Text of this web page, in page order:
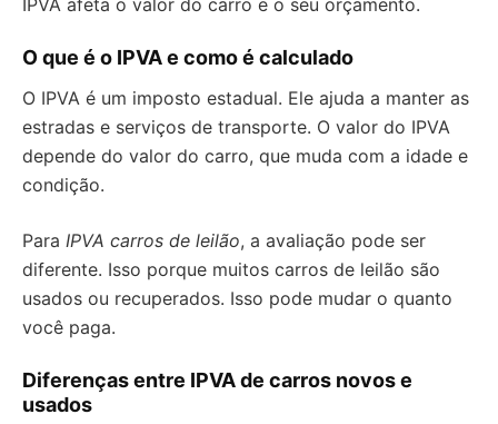
IPVA afeta o valor do carro e o seu orçamento.
O que é o IPVA e como é calculado
O IPVA é um imposto estadual. Ele ajuda a manter as
estradas e serviços de transporte. O valor do IPVA
depende do valor do carro, que muda com a idade e
condição.
Para IPVA carros de leilão, a avaliação pode ser
diferente. Isso porque muitos carros de leilão são
usados ou recuperados. Isso pode mudar o quanto
você paga.
Diferenças entre IPVA de carros novos e
usados